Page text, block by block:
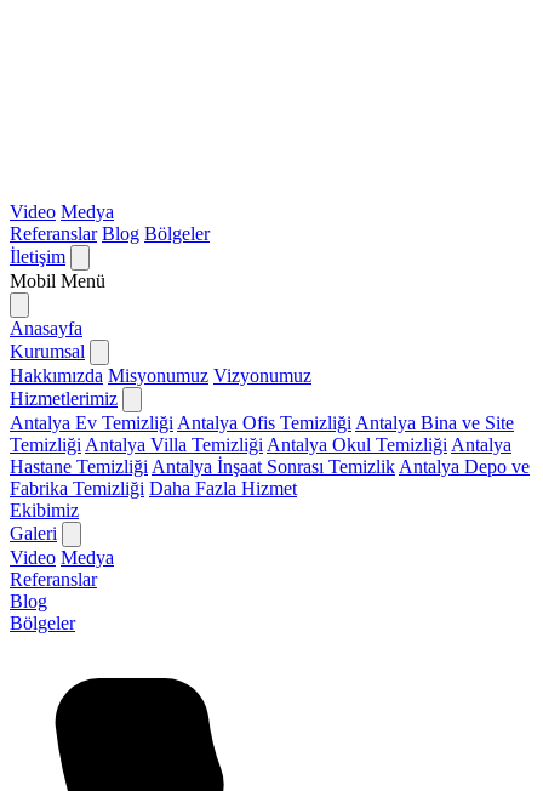
Video Medya
Referanslar Blog Bölgeler
İletişim
Mobil Menü
Anasayfa
Kurumsal
Hakkımızda Misyonumuz Vizyonumuz
Hizmetlerimiz
Antalya Ev Temizliği Antalya Ofis Temizliği Antalya Bina ve Site
Temizliği Antalya Villa Temizliği Antalya Okul Temizliği Antalya
Hastane Temizliği Antalya İnşaat Sonrası Temizlik Antalya Depo ve
Fabrika Temizliği Daha Fazla Hizmet
Ekibimiz
Galeri
Video Medya
Referanslar
Blog
Bölgeler